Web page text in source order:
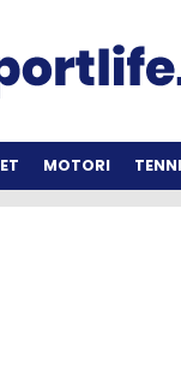
MOTORI